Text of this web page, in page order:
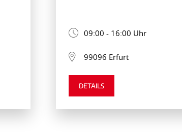
09:00 - 16:00 Uhr
99096 Erfurt
DETAILS